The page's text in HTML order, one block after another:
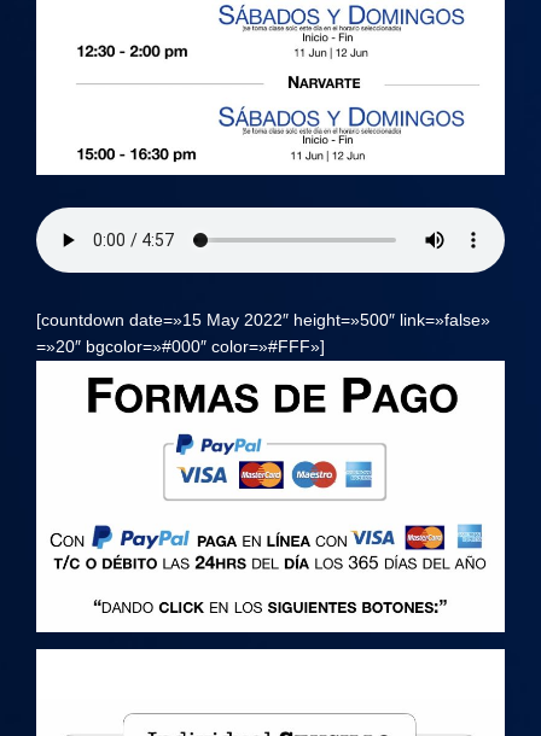
[countdown date=»15 May 2022″ height=»500″ link=»false»
=»20″ bgcolor=»#000″ color=»#FFF»]